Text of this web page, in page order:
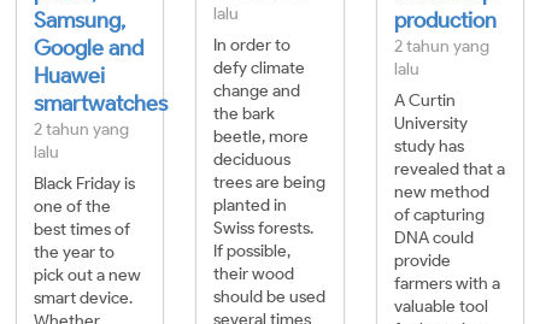
Samsung,
Google and
Huawei
smartwatches
2 tahun yang
lalu
Black Friday is
one of the
best times of
the year to
pick out a new
smart device.
lalu
In order to
defy climate
change and
the bark
beetle, more
deciduous
trees are being
planted in
Swiss forests.
If possible,
their wood
should be used
several times
production
2 tahun yang
lalu
A Curtin
University
study has
revealed that a
new method
of capturing
DNA could
provide
farmers with a
valuable tool